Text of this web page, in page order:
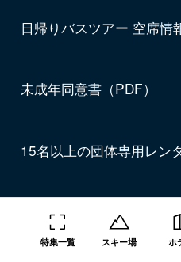
日帰りバスツアー 空席情
未成年同意書（PDF）
15名以上の団体専用レン
会社案内 会社概要 ポイ
特集一覧 スキー場 ホ